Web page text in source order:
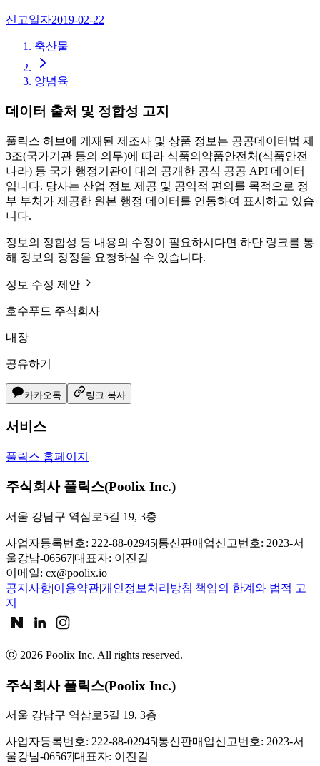
신고일자2019-02-22
축산물
양념육
데이터 출처 및 정합성 고지
풀릭스 허브에 게재된 제조사 및 상품 정보는 공공데이터법 제
3조(국가기관 등의 의무)에 따라 식품의약품안전처(식품안전
나라) 등 국가 행정기관이 대외 공개한 공식 공공 API 데이터
입니다. 당사는 산업 정보 제공 및 공익적 편의를 목적으로 정
부 부처가 제공한 원본 행정 데이터를 연동하여 표시하고 있습
니다.
정보의 정합성 등 내용의 수정이 필요하시다면 하단 링크를 통
해 정보의 정정을 요청하실 수 있습니다.
정보 수정 제안
호수푸드 주식회사
내장
공유하기
카카오톡 링크 복사
서비스
풀릭스 홈페이지
주식회사 풀릭스(Poolix Inc.)
서울 강남구 역삼로5길 19, 3층
사업자등록번호: 222-88-02945|통신판매업신고번호: 2023-서
울강남-06567|대표자: 이진길
이메일: cx@poolix.io
공지사항|이용약관|개인정보처리방침|책임의 한계와 법적 고
지
ⓒ 2026 Poolix Inc. All rights reserved.
주식회사 풀릭스(Poolix Inc.)
서울 강남구 역삼로5길 19, 3층
사업자등록번호: 222-88-02945|통신판매업신고번호: 2023-서
울강남-06567|대표자: 이진길